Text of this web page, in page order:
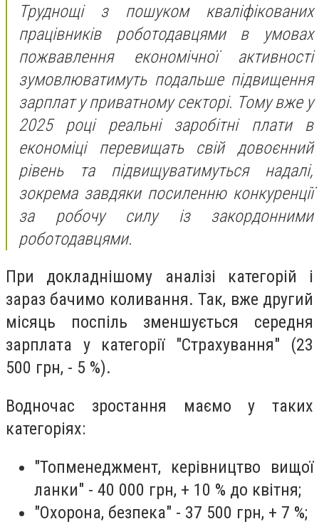
Труднощі з пошуком кваліфікованих
працівників роботодавцями в умовах
пожвавлення економічної активності
зумовлюватимуть подальше підвищення
зарплат у приватному секторі. Тому вже у
2025 році реальні заробітні плати в
економіці перевищать свій довоєнний
рівень та підвищуватимуться надалі,
зокрема завдяки посиленню конкуренції
за робочу силу із закордонними
роботодавцями.
При докладнішому аналізі категорій і
зараз бачимо коливання. Так, вже другий
місяць поспіль зменшується середня
зарплата у категорії "Страхування" (23
500 грн, - 5 %).
Водночас зростання маємо у таких
категоріях:
"Топменеджмент, керівництво вищої
ланки" - 40 000 грн, + 10 % до квітня;
"Охорона, безпека" - 37 500 грн, + 7 %;